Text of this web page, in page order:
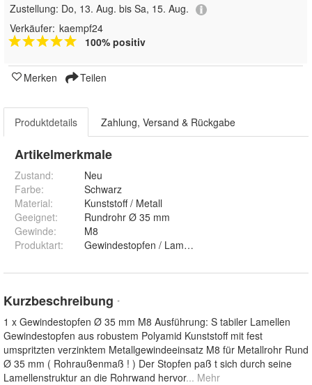
Zustellung: Do, 13. Aug. bis Sa, 15. Aug.
Verkäufer: kaempf24
100% positiv
Merken Teilen
Produktdetails Zahlung, Versand & Rückgabe
Artikelmerkmale
Zustand:
Neu
Farbe:
Schwarz
Material:
Kunststoff / Metall
Geeignet:
Rundrohr Ø 35 mm
Gewinde:
M8
Produktart: Gewindestopfen / Lamellenstopfen
Kurzbeschreibung *
1 x Gewindestopfen Ø 35 mm M8 Ausführung: S tabiler Lamellen
Gewindestopfen aus robustem Polyamid Kunststoff mit fest
umspritzten verzinktem Metallgewindeeinsatz M8 für Metallrohr Rund
Ø 35 mm ( Rohraußenmaß ! ) Der Stopfen paß t sich durch seine
Lamellenstruktur an die Rohrwand hervor... Mehr